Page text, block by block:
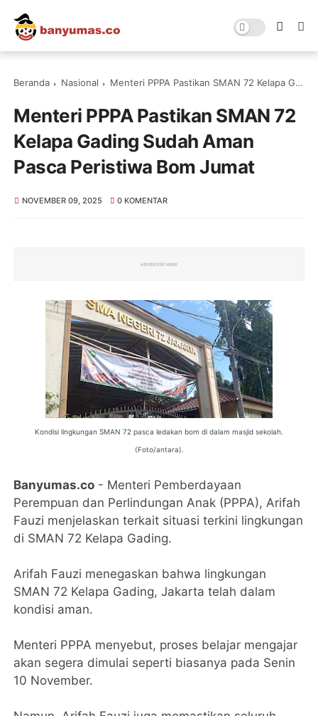
Beranda Nasional Menteri PPPA Pastikan SMAN 72 Kelapa Gading Sudah Aman Pasca Peristiwa Bom Jumat
Menteri PPPA Pastikan SMAN 72
Kelapa Gading Sudah Aman
Pasca Peristiwa Bom Jumat
NOVEMBER 09, 2025 0 KOMENTAR
Kondisi lingkungan SMAN 72 pasca ledakan bom di dalam masjid sekolah.
(Foto/antara).
Banyumas.co - Menteri Pemberdayaan
Perempuan dan Perlindungan Anak (PPPA), Arifah
Fauzi menjelaskan terkait situasi terkini lingkungan
di SMAN 72 Kelapa Gading.
Arifah Fauzi menegaskan bahwa lingkungan
SMAN 72 Kelapa Gading, Jakarta telah dalam
kondisi aman.
Menteri PPPA menyebut, proses belajar mengajar
akan segera dimulai seperti biasanya pada Senin
10 November.